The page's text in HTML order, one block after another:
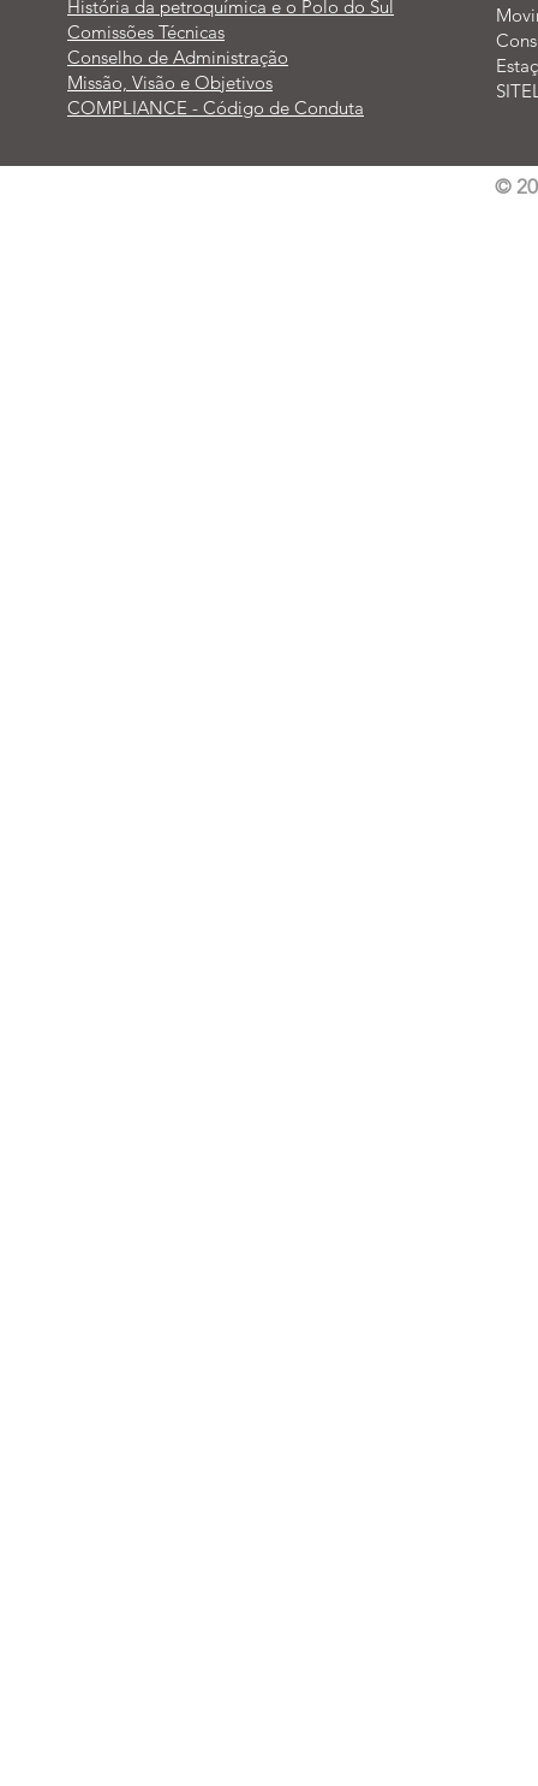
História da petroquímica e o Polo do Sul
Comissões Técnicas
Conselho de Administração
Missão, Visão e Objetivos
COMPLIANCE - Código de Conduta
©